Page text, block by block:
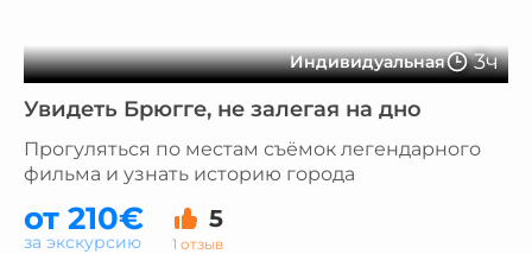
Индивидуальная 3ч
Увидеть Брюгге, не залегая на дно
Прогуляться по местам съёмок легендарного
фильма и узнать историю города
от 210€ 5
1 отзыв
за экскурсию